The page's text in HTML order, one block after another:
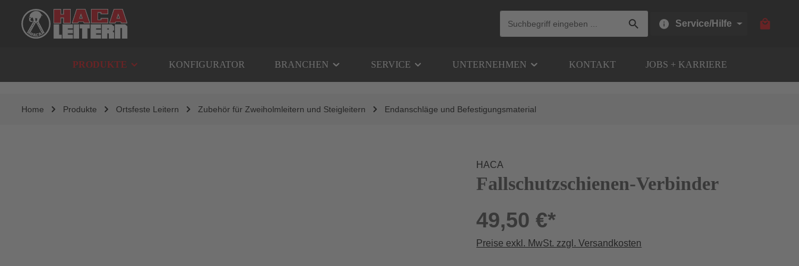
Zur Hauptnavigation springen
Service/Hilfe
PRODUKTE KONFIGURATOR BRANCHEN SERVICE UNTERNEHMEN KONTAKT JOBS + KARRIERE
Home Produkte Ortsfeste Leitern Zubehör für Zweiholmleitern und Steigleitern Endanschläge und Befestigungsmaterial
HACA
Fallschutzschienen-Verbinder
49,50 €*
Preise exkl. MwSt. zzgl. Versandkosten